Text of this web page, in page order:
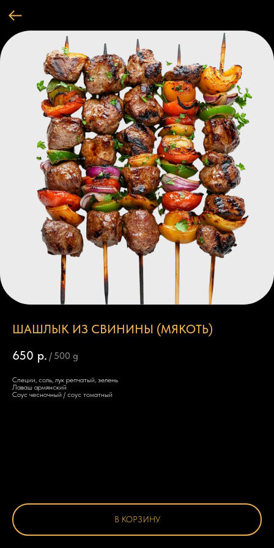
ШАШЛЫК ИЗ СВИНИНЫ (МЯКОТЬ)
650 р. / 500 g
В КОРЗИНУ
Специи, соль, лук репчатый, зелень
Лаваш армянский
Соус чесночный / соус томатный